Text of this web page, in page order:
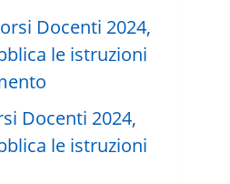
Docenti 2024,
le istruzioni